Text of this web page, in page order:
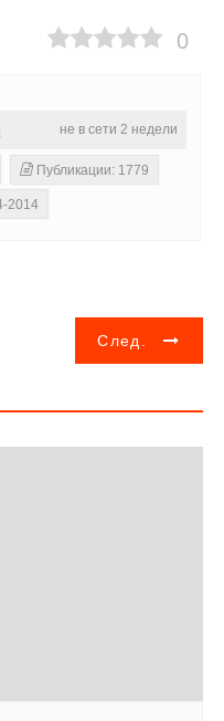
0
не в сети 2 недели
Публикации: 1779
2014
След.